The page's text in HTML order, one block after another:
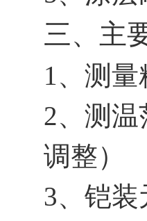
三、主
1、测
2、测
调整）
3、铠